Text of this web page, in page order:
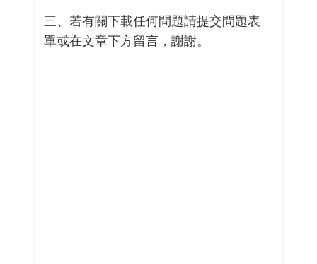
三、若有關下載任何問題請提交問題表
單或在文章下方留言，謝謝。